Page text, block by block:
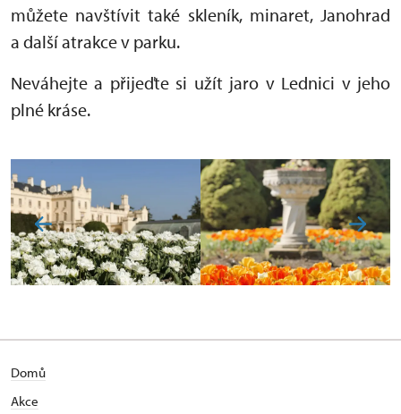
můžete navštívit také skleník, minaret, Janohrad
a další atrakce v parku.
Neváhejte a přijeďte si užít jaro v Lednici v jeho
plné kráse.
Domů
Akce